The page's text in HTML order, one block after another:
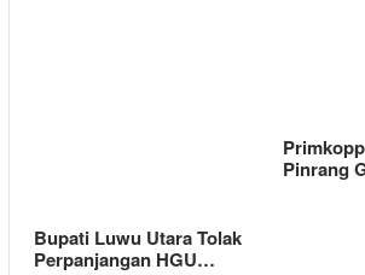
Bupati Luwu Utara Tolak
Perpanjangan HGU…
Pinrang